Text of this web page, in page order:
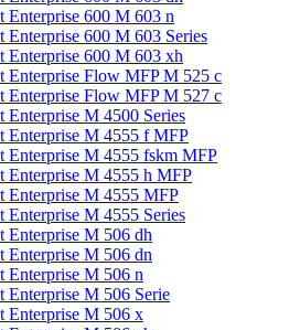
Enterprise 600 M 603 n
Enterprise 600 M 603 Series
Enterprise 600 M 603 xh
Enterprise Flow MFP M 525 c
Enterprise Flow MFP M 527 c
Enterprise M 4500 Series
Enterprise M 4555 f MFP
Enterprise M 4555 fskm MFP
Enterprise M 4555 h MFP
Enterprise M 4555 MFP
Enterprise M 4555 Series
Enterprise M 506 dh
Enterprise M 506 dn
Enterprise M 506 n
Enterprise M 506 Serie
Enterprise M 506 x